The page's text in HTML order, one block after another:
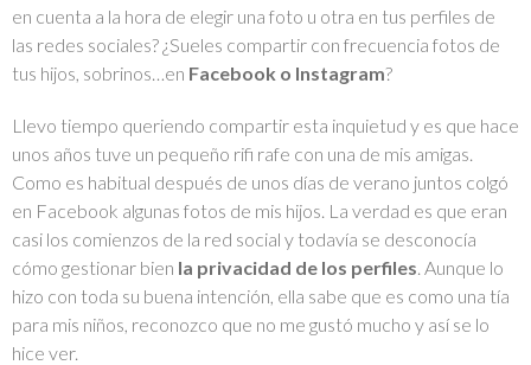
en cuenta a la hora de elegir una foto u otra en tus perfiles de
las redes sociales? ¿Sueles compartir con frecuencia fotos de
tus hijos, sobrinos…en Facebook o Instagram?
Llevo tiempo queriendo compartir esta inquietud y es que hace
unos años tuve un pequeño rifi rafe con una de mis amigas.
Como es habitual después de unos días de verano juntos colgó
en Facebook algunas fotos de mis hijos. La verdad es que eran
casi los comienzos de la red social y todavía se desconocía
cómo gestionar bien la privacidad de los perfiles. Aunque lo
hizo con toda su buena intención, ella sabe que es como una tía
para mis niños, reconozco que no me gustó mucho y así se lo
hice ver.